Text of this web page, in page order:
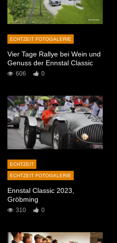
ECHTZEIT FOTOGALERIE
Vier Tage Rallye bei Wein und
Genuss der Ennstal Classic
606 0
ECHTZEIT
ECHTZEIT FOTOGALERIE
Ennstal Classic 2023,
Gröbming
310 0